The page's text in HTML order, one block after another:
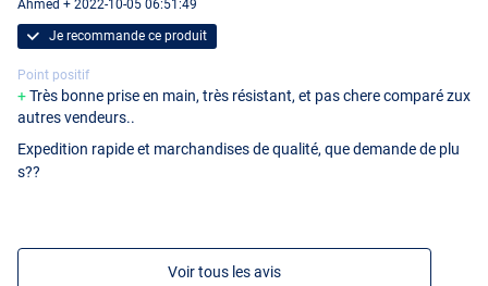
Ahmed + 2022-10-05 06:51:49
Je recommande ce produit
Point positif
Très bonne prise en main, très résistant, et pas chere comparé zux
autres vendeurs..
Expedition rapide et marchandises de qualité, que demande de plu
s??
Voir tous les avis